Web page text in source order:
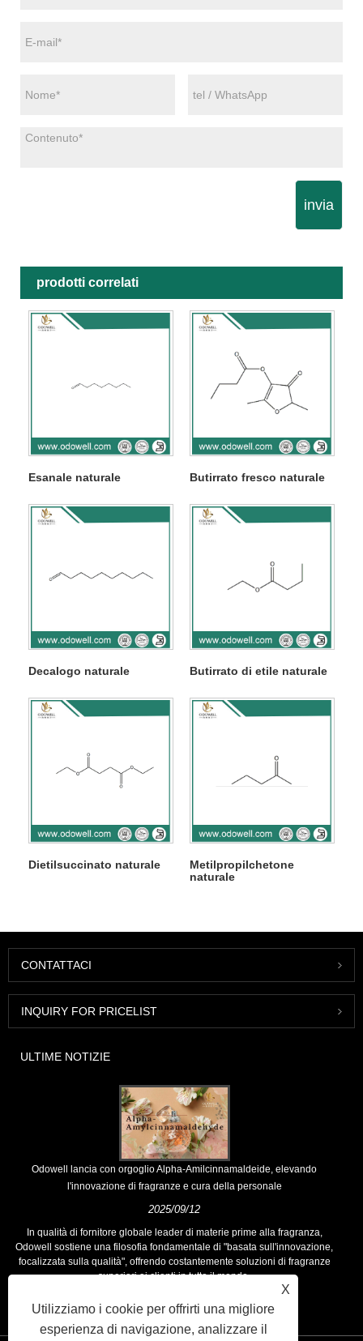
invia
prodotti correlati
Esanale naturale Butirrato fresco naturale
Decalogo naturale Butirrato di etile naturale
Dietilsuccinato naturale
Metilpropilchetone
naturale
CONTATTACI
INQUIRY FOR PRICELIST
ULTIME NOTIZIE
Odowell lancia con orgoglio Alpha-Amilcinnamaldeide, elevando
l'innovazione di fragranze e cura della personale
2025/09/12
In qualità di fornitore globale leader di materie prime alla fragranza,
Odowell sostiene una filosofia fondamentale di "basata sull'innovazione,
focalizzata sulla qualità", offrendo costantemente soluzioni di fragranze
superiori ai clienti in tutto il mondo.
X
Utilizziamo i cookie per offrirti una migliore
esperienza di navigazione, analizzare il